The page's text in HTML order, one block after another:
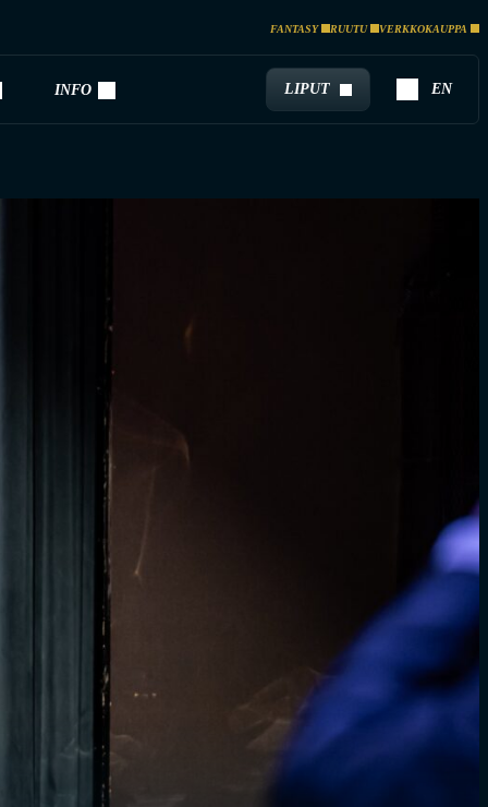
FANTASY RUUTU VERKKOKAUPPA
INFO LIPUT EN